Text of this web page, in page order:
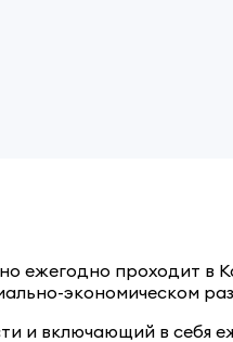
ежегодно проходит в
экономическом
и включающий в себя